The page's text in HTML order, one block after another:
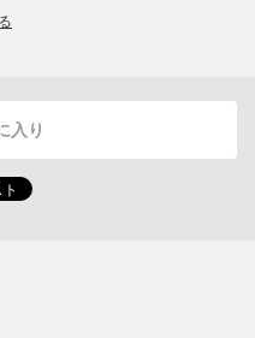
入り